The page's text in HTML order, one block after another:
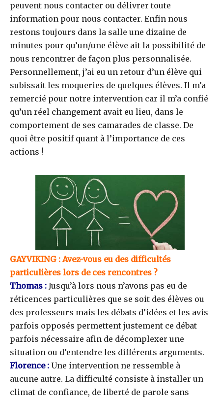
peuvent nous contacter ou délivrer toute
information pour nous contacter. Enfin nous
restons toujours dans la salle une dizaine de
minutes pour qu’un/une élève ait la possibilité de
nous rencontrer de façon plus personnalisée.
Personnellement, j’ai eu un retour d’un élève qui
subissait les moqueries de quelques élèves. Il m’a
remercié pour notre intervention car il m’a confié
qu’un réel changement avait eu lieu, dans le
comportement de ses camarades de classe. De
quoi être positif quant à l’importance de ces
actions !
GAYVIKING : Avez-vous eu des difficultés
particulières lors de ces rencontres ?
Thomas : Jusqu’à lors nous n’avons pas eu de
réticences particulières que se soit des élèves ou
des professeurs mais les débats d’idées et les avis
parfois opposés permettent justement ce débat
parfois nécessaire afin de décomplexer une
situation ou d’entendre les différents arguments.
Florence : Une intervention ne ressemble à
aucune autre. La difficulté consiste à installer un
climat de confiance, de liberté de parole sans